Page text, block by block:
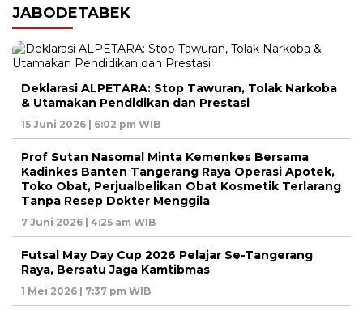
JABODETABEK
Deklarasi ALPETARA: Stop Tawuran, Tolak Narkoba
& Utamakan Pendidikan dan Prestasi
15 Juni 2026 | 6:02 pm WIB
Prof Sutan Nasomal Minta Kemenkes Bersama
Kadinkes Banten Tangerang Raya Operasi Apotek,
Toko Obat, Perjualbelikan Obat Kosmetik Terlarang
Tanpa Resep Dokter Menggila
7 Juni 2026 | 4:25 am WIB
Futsal May Day Cup 2026 Pelajar Se-Tangerang
Raya, Bersatu Jaga Kamtibmas
1 Mei 2026 | 7:37 pm WIB